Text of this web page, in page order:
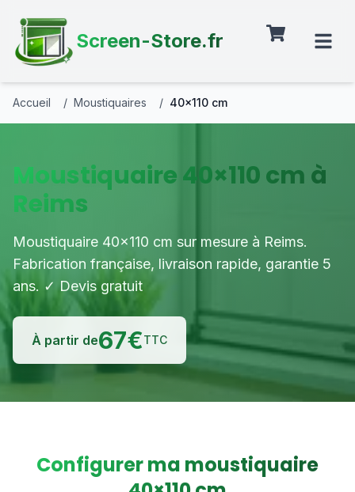
Screen-Store.fr
Accueil / Moustiquaires / 40×110 cm
Moustiquaire 40×110 cm à
Reims
Moustiquaire 40×110 cm sur mesure à Reims.
Fabrication française, livraison rapide, garantie 5
ans. ✓ Devis gratuit
À partir de67€TTC
Configurer ma moustiquaire